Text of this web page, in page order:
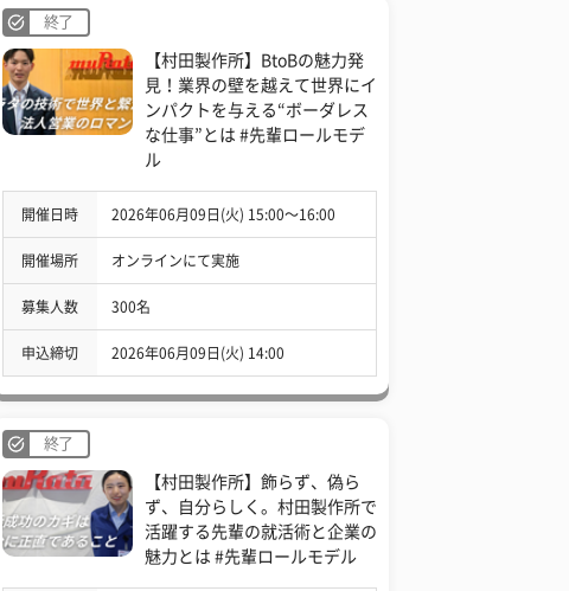
終了
【村田製作所】BtoBの魅力発
見！業界の壁を越えて世界にイ
ンパクトを与える“ボーダレス
な仕事”とは #先輩ロールモデ
ル
開催日時 2026年06月09日(火) 15:00〜16:00
開催場所 オンラインにて実施
募集人数 300名
申込締切 2026年06月09日(火) 14:00
終了
【村田製作所】飾らず、偽ら
ず、自分らしく。村田製作所で
活躍する先輩の就活術と企業の
魅力とは #先輩ロールモデル